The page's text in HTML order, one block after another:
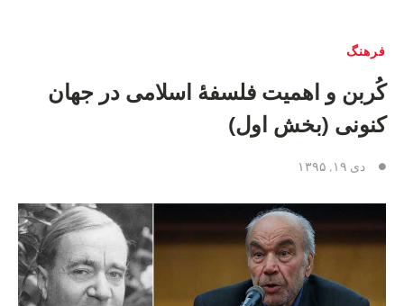
فرهنگ
کُربن و اهمیت فلسفهٔ اسلامی در جهان
کنونی (بخش اول)
دی ۱۹, ۱۳۹۵